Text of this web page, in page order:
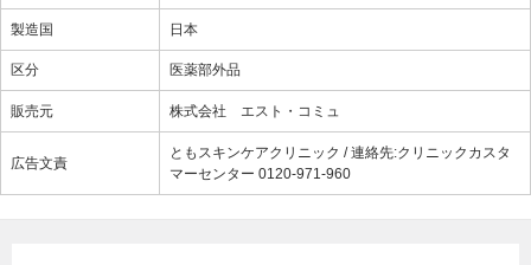
製造国 日本
区分 医薬部外品
販売元 株式会社 エスト・コミュ
広告文責
ともスキンケアクリニック / 連絡先:クリニックカスタ
マーセンター 0120-971-960